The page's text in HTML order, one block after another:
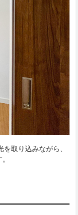
取り込みながら、